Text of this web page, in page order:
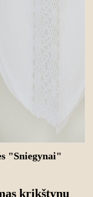
"Sniegynai"
krikštynų